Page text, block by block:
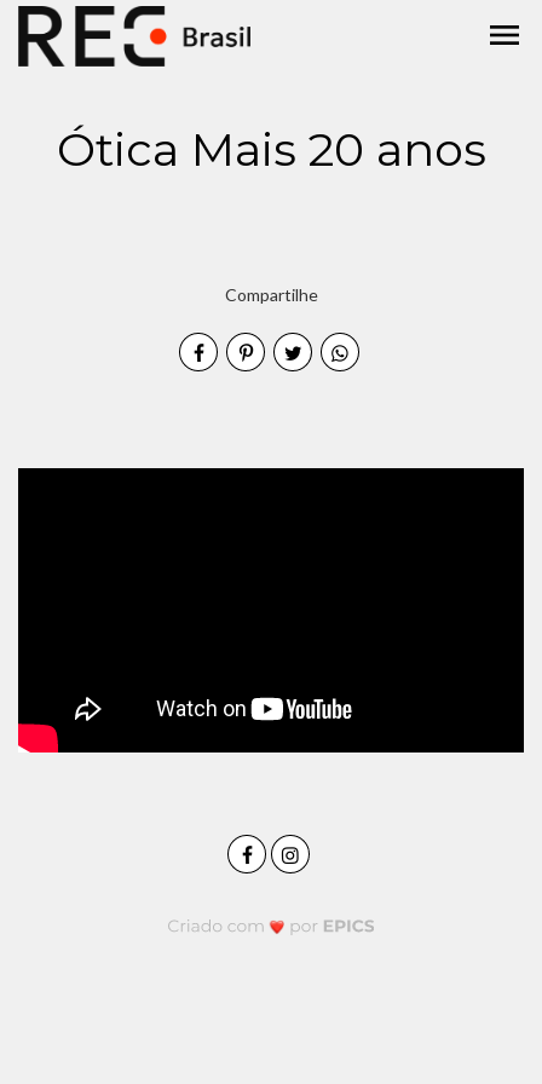
menu
Ótica Mais 20 anos
Compartilhe